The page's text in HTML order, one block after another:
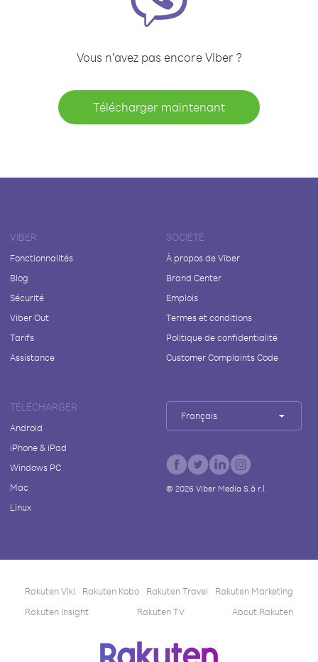
Vous n’avez pas encore Viber ?
Télécharger maintenant
VIBER
Fonctionnalités
Blog
Sécurité
Viber Out
Tarifs
Assistance
SOCIÉTÉ
À propos de Viber
Brand Center
Emplois
Termes et conditions
Politique de confidentialité
Customer Complaints Code
TÉLÉCHARGER
Android
iPhone & iPad
Windows PC
Mac
Linux
Français
© 2026Viber Media S.à r.l.
Rakuten Viki Rakuten Kobo Rakuten Travel
Rakuten Marketing
Rakuten Insight
Rakuten TV About Rakuten